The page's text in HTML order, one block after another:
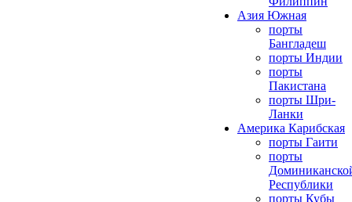
Азия Южная
порты
Бангладеш
порты Индии
порты
Пакистана
порты Шри-
Ланки
Америка Карибская
порты Гаити
порты
Республики
порты Кубы